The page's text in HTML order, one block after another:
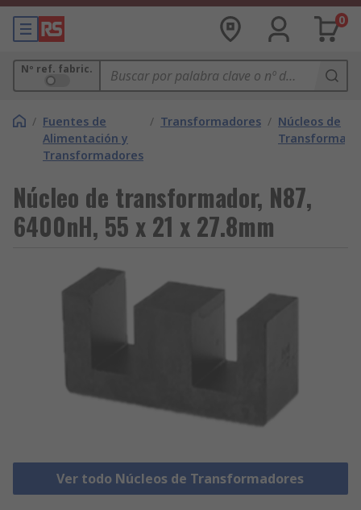
0
Nº ref. fabric.
/ Fuentes de
Alimentación y
Transformadores
/ Transformadores / Núcleos de
Núcleo de transformador, N87,
6400nH, 55 x 21 x 27.8mm
Ver todo Núcleos de Transformadores